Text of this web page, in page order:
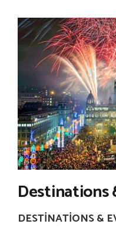
Destinations
DESTINATIONS &